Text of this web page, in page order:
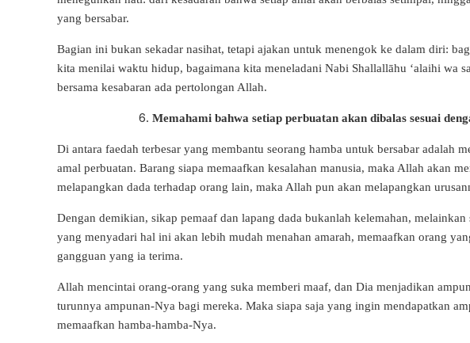
yang bersabar.
Bagian ini bukan sekadar nasihat, tetapi ajakan untuk menengok ke dalam diri:
kita menilai waktu hidup, bagaimana kita meneladani Nabi Shallallāhu ‘alaihi wa
bersama kesabaran ada pertolongan Allah.
Memahami bahwa setiap perbuatan akan dibalas sesuai
Di antara faedah terbesar yang membantu seorang hamba untuk bersabar adalah
amal perbuatan. Barang siapa memaafkan kesalahan manusia, maka Allah akan
melapangkan dada terhadap orang lain, maka Allah pun akan melapangkan
Dengan demikian, sikap pemaaf dan lapang dada bukanlah kelemahan,
yang menyadari hal ini akan lebih mudah menahan amarah, memaafkan orang
gangguan yang ia terima.
Allah mencintai orang-orang yang suka memberi maaf, dan Dia menjadikan
turunnya ampunan-Nya bagi mereka. Maka siapa saja yang ingin mendapatkan
memaafkan hamba-hamba-Nya.